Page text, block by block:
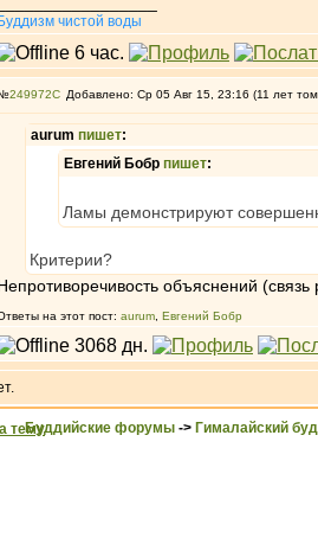
Буддизм чистой воды
249972 Добавлено: Ср 05 Авг 15, 23:16 (11 лет
aurum пишет:
Евгений Бобр пишет:
Ламы демонстрируют
Критерии?
объяснений (связь
на этот пост: aurum Евгений Бобр
Буддийские форумы -> Гималайский